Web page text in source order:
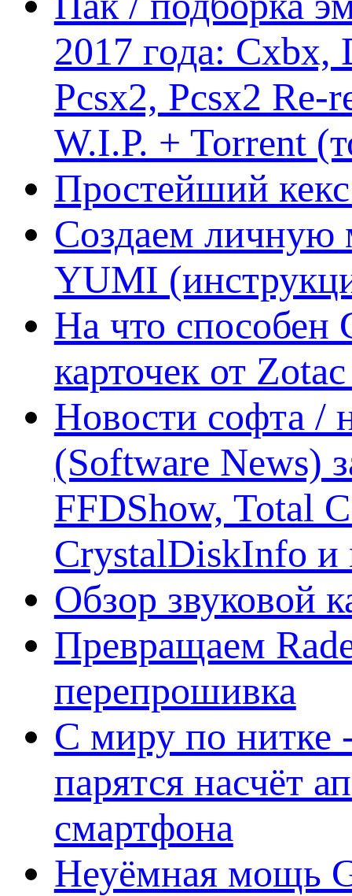
2017 года:
Pcsx2, Pcsx2
W.I.P. + Torrent
Простейший кекс
Создаем личную
YUMI
На что способен
карточек от
Новости софта /
(Software News)
FFDShow, Total
CrystalDiskInfo и
Обзор звуковой
Превращаем
перепрошивка
С миру по нитке
парятся насчёт
смартфона
Неуёмная мощь